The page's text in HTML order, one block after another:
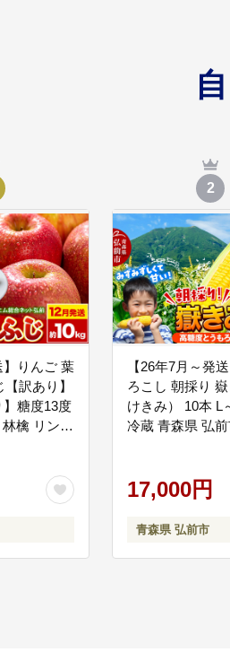
弘前公園のさくらの管
弘前子ども未来応援
子育て環境の充実のた
石垣普請応援コース
弘前城本丸石垣修理事
現代アートコレク
】りんご 葉
訳あり】
糖度13度
檎 リンゴ
産地直送
弘前市]
2
【26年7月～発
ろこし 朝採り
けきみ） 10本 L
冷蔵 青森県 弘
17,000円
青森県 弘前市